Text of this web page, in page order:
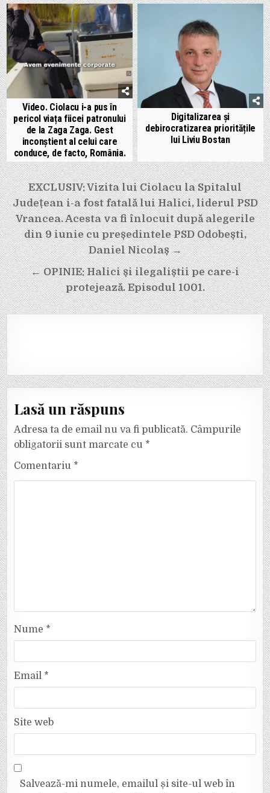
Video. Ciolacu i-a pus în
pericol viața fiicei patronului
de la Zaga Zaga. Gest
inconștient al celui care
conduce, de facto, România.
Digitalizarea și
debirocratizarea prioritățile
lui Liviu Bostan
Navigare
în
articole
EXCLUSIV: Vizita lui Ciolacu la Spitalul
Județean i-a fost fatală lui Halici, liderul PSD
Vrancea. Acesta va fi înlocuit după alegerile
din 9 iunie cu președintele PSD Odobești,
Daniel Nicolaș →
← OPINIE: Halici și ilegaliștii pe care-i
protejează. Episodul 1001.
Lasă un răspuns
Adresa ta de email nu va fi publicată. Câmpurile
obligatorii sunt marcate cu *
Comentariu *
Nume *
Email *
Site web
Salvează-mi numele, emailul și site-ul web în